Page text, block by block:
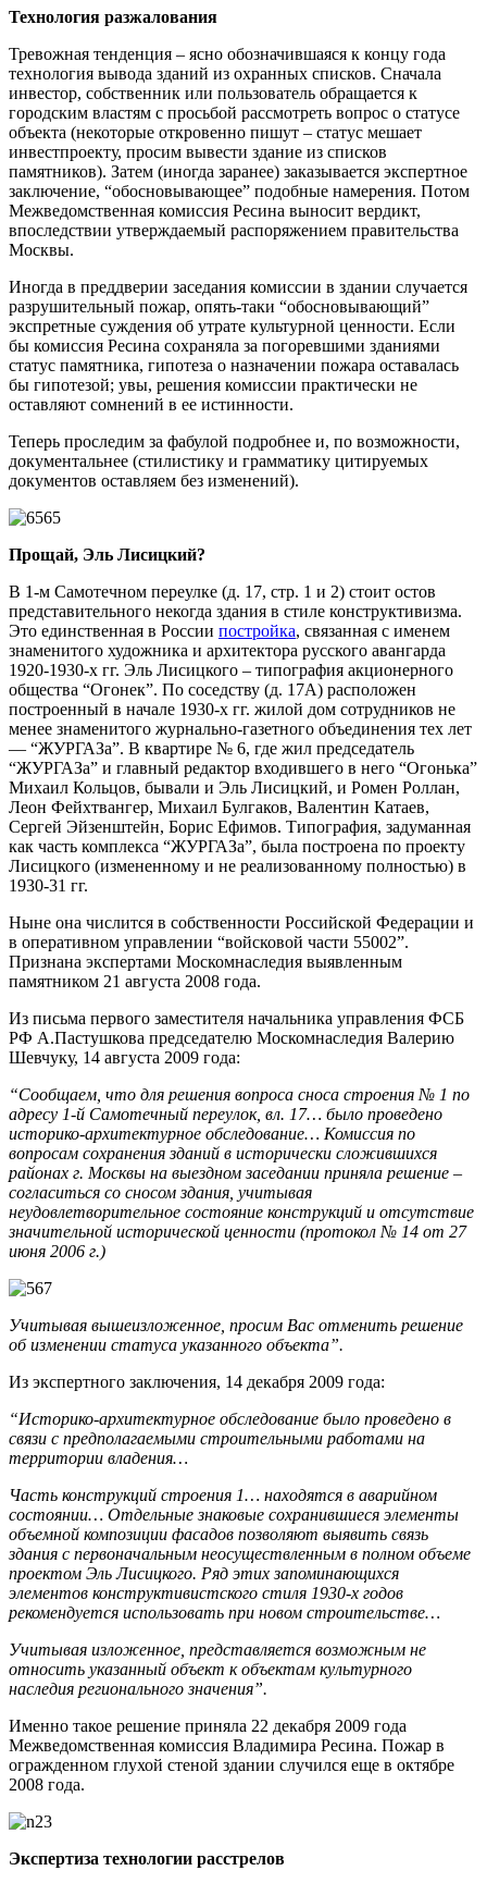
Технология разжалования
Тревожная тенденция – ясно обозначившаяся к концу года
технология вывода зданий из охранных списков. Сначала
инвестор, собственник или пользователь обращается к
городским властям с просьбой рассмотреть вопрос о статусе
объекта (некоторые откровенно пишут – статус мешает
инвестпроекту, просим вывести здание из списков
памятников). Затем (иногда заранее) заказывается экспертное
заключение, “обосновывающее” подобные намерения. Потом
Межведомственная комиссия Ресина выносит вердикт,
впоследствии утверждаемый распоряжением правительства
Москвы.
Иногда в преддверии заседания комиссии в здании случается
разрушительный пожар, опять-таки “обосновывающий”
экспретные суждения об утрате культурной ценности. Если
бы комиссия Ресина сохраняла за погоревшими зданиями
статус памятника, гипотеза о назначении пожара оставалась
бы гипотезой; увы, решения комиссии практически не
оставляют сомнений в ее истинности.
Теперь проследим за фабулой подробнее и, по возможности,
документальнее (стилистику и грамматику цитируемых
документов оставляем без изменений).
Прощай, Эль Лисицкий?
В 1-м Самотечном переулке (д. 17, стр. 1 и 2) стоит остов
представительного некогда здания в стиле конструктивизма.
Это единственная в России постройка, связанная с именем
знаменитого художника и архитектора русского авангарда
1920-1930-х гг. Эль Лисицкого – типография акционерного
общества “Огонек”. По соседству (д. 17А) расположен
построенный в начале 1930-х гг. жилой дом сотрудников не
менее знаменитого журнально-газетного объединения тех лет
— “ЖУРГАЗа”. В квартире № 6, где жил председатель
“ЖУРГАЗа” и главный редактор входившего в него “Огонька”
Михаил Кольцов, бывали и Эль Лисицкий, и Ромен Роллан,
Леон Фейхтвангер, Михаил Булгаков, Валентин Катаев,
Сергей Эйзенштейн, Борис Ефимов. Типография, задуманная
как часть комплекса “ЖУРГАЗа”, была построена по проекту
Лисицкого (измененному и не реализованному полностью) в
1930-31 гг.
Ныне она числится в собственности Российской Федерации и
в оперативном управлении “войсковой части 55002”.
Признана экспертами Москомнаследия выявленным
памятником 21 августа 2008 года.
Из письма первого заместителя начальника управления ФСБ
РФ А.Пастушкова председателю Москомнаследия Валерию
Шевчуку, 14 августа 2009 года:
“Сообщаем, что для решения вопроса сноса строения № 1 по
адресу 1-й Самотечный переулок, вл. 17… было проведено
историко-архитектурное обследование… Комиссия по
вопросам сохранения зданий в исторически сложившихся
районах г. Москвы на выездном заседании приняла решение –
согласиться со сносом здания, учитывая
неудовлетворительное состояние конструкций и отсутствие
значительной исторической ценности (протокол № 14 от 27
июня 2006 г.)
Учитывая вышеизложенное, просим Вас отменить решение
об изменении статуса указанного объекта”.
Из экспертного заключения, 14 декабря 2009 года:
“Историко-архитектурное обследование было проведено в
связи с предполагаемыми строительными работами на
территории владения…
Часть конструкций строения 1… находятся в аварийном
состоянии… Отдельные знаковые сохранившиеся элементы
объемной композиции фасадов позволяют выявить связь
здания с первоначальным неосуществленным в полном объеме
проектом Эль Лисицкого. Ряд этих запоминающихся
элементов конструктивистского стиля 1930-х годов
рекомендуется использовать при новом строительстве…
Учитывая изложенное, представляется возможным не
относить указанный объект к объектам культурного
наследия регионального значения”.
Именно такое решение приняла 22 декабря 2009 года
Межведомственная комиссия Владимира Ресина. Пожар в
огражденном глухой стеной здании случился еще в октябре
2008 года.
Экспертиза технологии расстрелов